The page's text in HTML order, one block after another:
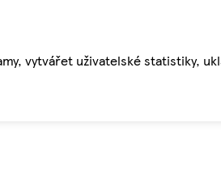
vytvářet uživatelské statistiky,